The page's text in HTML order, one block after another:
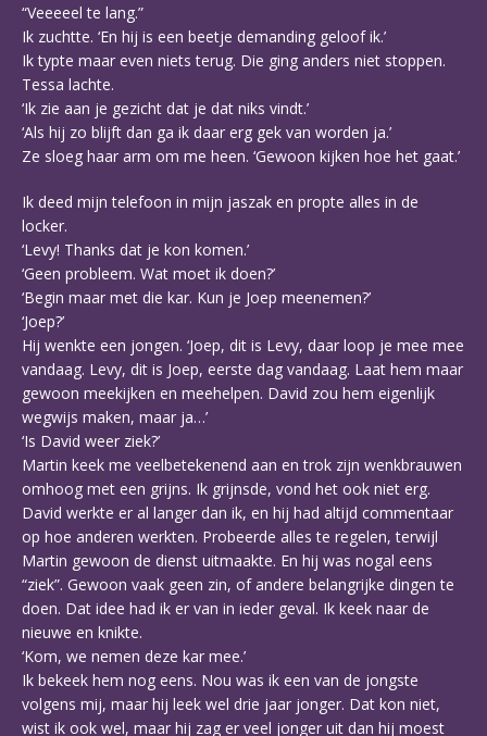
“Veeeeel te lang.”
Ik zuchtte. ‘En hij is een beetje demanding geloof ik.’
Ik typte maar even niets terug. Die ging anders niet stoppen.
Tessa lachte.
‘Ik zie aan je gezicht dat je dat niks vindt.’
‘Als hij zo blijft dan ga ik daar erg gek van worden ja.’
Ze sloeg haar arm om me heen. ‘Gewoon kijken hoe het gaat.’
Ik deed mijn telefoon in mijn jaszak en propte alles in de
locker.
‘Levy! Thanks dat je kon komen.’
‘Geen probleem. Wat moet ik doen?’
‘Begin maar met die kar. Kun je Joep meenemen?’
‘Joep?’
Hij wenkte een jongen. ‘Joep, dit is Levy, daar loop je mee mee
vandaag. Levy, dit is Joep, eerste dag vandaag. Laat hem maar
gewoon meekijken en meehelpen. David zou hem eigenlijk
wegwijs maken, maar ja…’
‘Is David weer ziek?’
Martin keek me veelbetekenend aan en trok zijn wenkbrauwen
omhoog met een grijns. Ik grijnsde, vond het ook niet erg.
David werkte er al langer dan ik, en hij had altijd commentaar
op hoe anderen werkten. Probeerde alles te regelen, terwijl
Martin gewoon de dienst uitmaakte. En hij was nogal eens
“ziek”. Gewoon vaak geen zin, of andere belangrijke dingen te
doen. Dat idee had ik er van in ieder geval. Ik keek naar de
nieuwe en knikte.
‘Kom, we nemen deze kar mee.’
Ik bekeek hem nog eens. Nou was ik een van de jongste
volgens mij, maar hij leek wel drie jaar jonger. Dat kon niet,
wist ik ook wel, maar hij zag er veel jonger uit dan hij moest